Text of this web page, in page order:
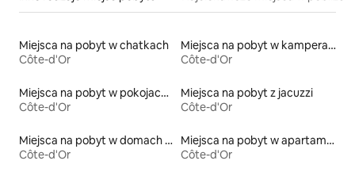
Miejsca na pobyt w chatkach
Côte-d'Or
Miejsca na pobyt w kamperach
Côte-d'Or
Miejsca na pobyt w pokojach prywatnych z łazienką
Côte-d'Or
Miejsca na pobyt z jacuzzi
Côte-d'Or
Miejsca na pobyt w domach wakacyjnych
Côte-d'Or
Miejsca na pobyt w apartamentach z obsługą
Côte-d'Or